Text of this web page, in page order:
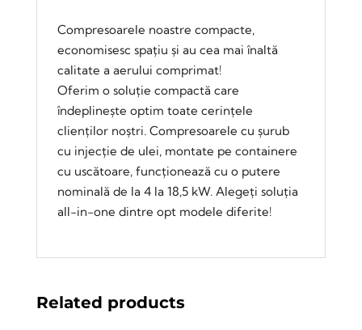
Compresoarele noastre compacte,
economisesc spațiu și au cea mai înaltă
calitate a aerului comprimat!
Oferim o soluție compactă care
îndeplinește optim toate cerințele
clienților noștri. Compresoarele cu șurub
cu injecție de ulei, montate pe containere
cu uscătoare, funcționează cu o putere
nominală de la 4 la 18,5 kW. Alegeți soluția
all-in-one dintre opt modele diferite!
Related products